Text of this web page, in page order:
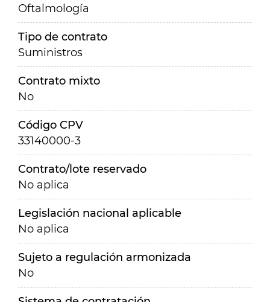
Oftalmología
Tipo de contrato
Suministros
Contrato mixto
No
Código CPV
33140000-3
Contrato/lote reservado
No aplica
Legislación nacional aplicable
No aplica
Sujeto a regulación armonizada
No